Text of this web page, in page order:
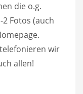
die o.g.
Fotos (auch
wir
allen!